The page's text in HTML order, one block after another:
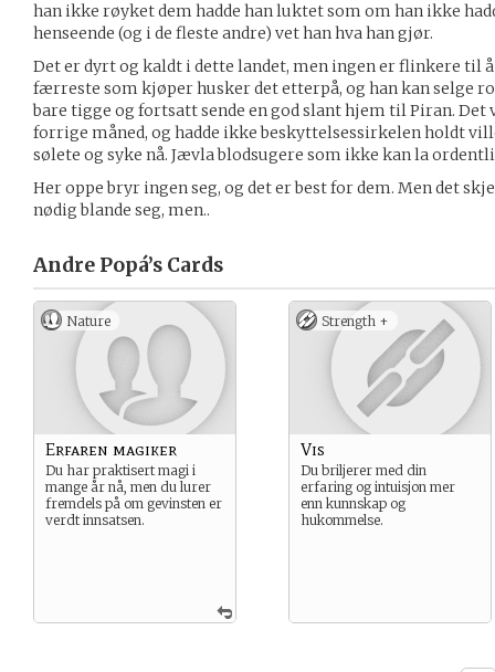
han ikke røyket dem hadde han luktet som om han ikke
henseende (og i de fleste andre) vet han hva han gjør.
Det er dyrt og kaldt i dette landet, men ingen er flinkere til å
færreste som kjøper husker det etterpå, og han kan selge
bare tigge og fortsatt sende en god slant hjem til Piran.
forrige måned, og hadde ikke beskyttelsessirkelen holdt
sølete og syke nå. Jævla blodsugere som ikke kan la
Her oppe bryr ingen seg, og det er best for dem. Men det
nødig blande seg, men..
Andre Popá’s Cards
Nature
Erfaren magiker
Du har praktisert magi i
mange år nå, men du lurer
fremdels på om gevinsten er
verdt innsatsen.
Strength +
Vis
Du briljerer med din
erfaring og intuisjon mer
enn kunnskap og
hukommelse.